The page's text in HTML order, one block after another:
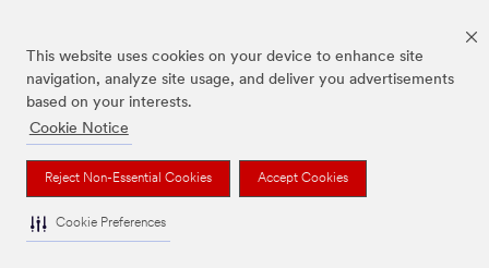
This website uses cookies on your device to enhance site
navigation, analyze site usage, and deliver you advertisements
based on your interests.
Cookie Notice
Reject Non-Essential Cookies Accept Cookies
Cookie Preferences